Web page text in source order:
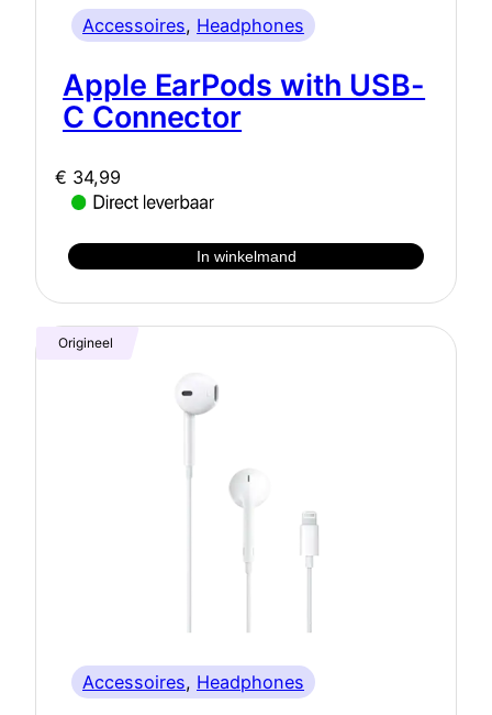
Accessoires, Headphones
Apple EarPods with USB-
C Connector
€ 34,99
In winkelmand
Origineel
Accessoires, Headphones